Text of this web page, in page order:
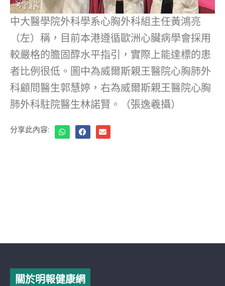
中大醫學院外科學系心胸外科組主任黃鴻亮
（左）稱，目前本港遵循歐洲心臟病學會採用
較嚴格的膽固醇水平指引，實際上能達標的患
者比例很低。圖中為威爾斯親王醫院心胸肺外
科顧問醫生郭慧婷，右為威爾斯親王醫院心胸
肺外科駐院醫生林諾賢。（張逸羲攝）
分享此內容:
關於明報健康網